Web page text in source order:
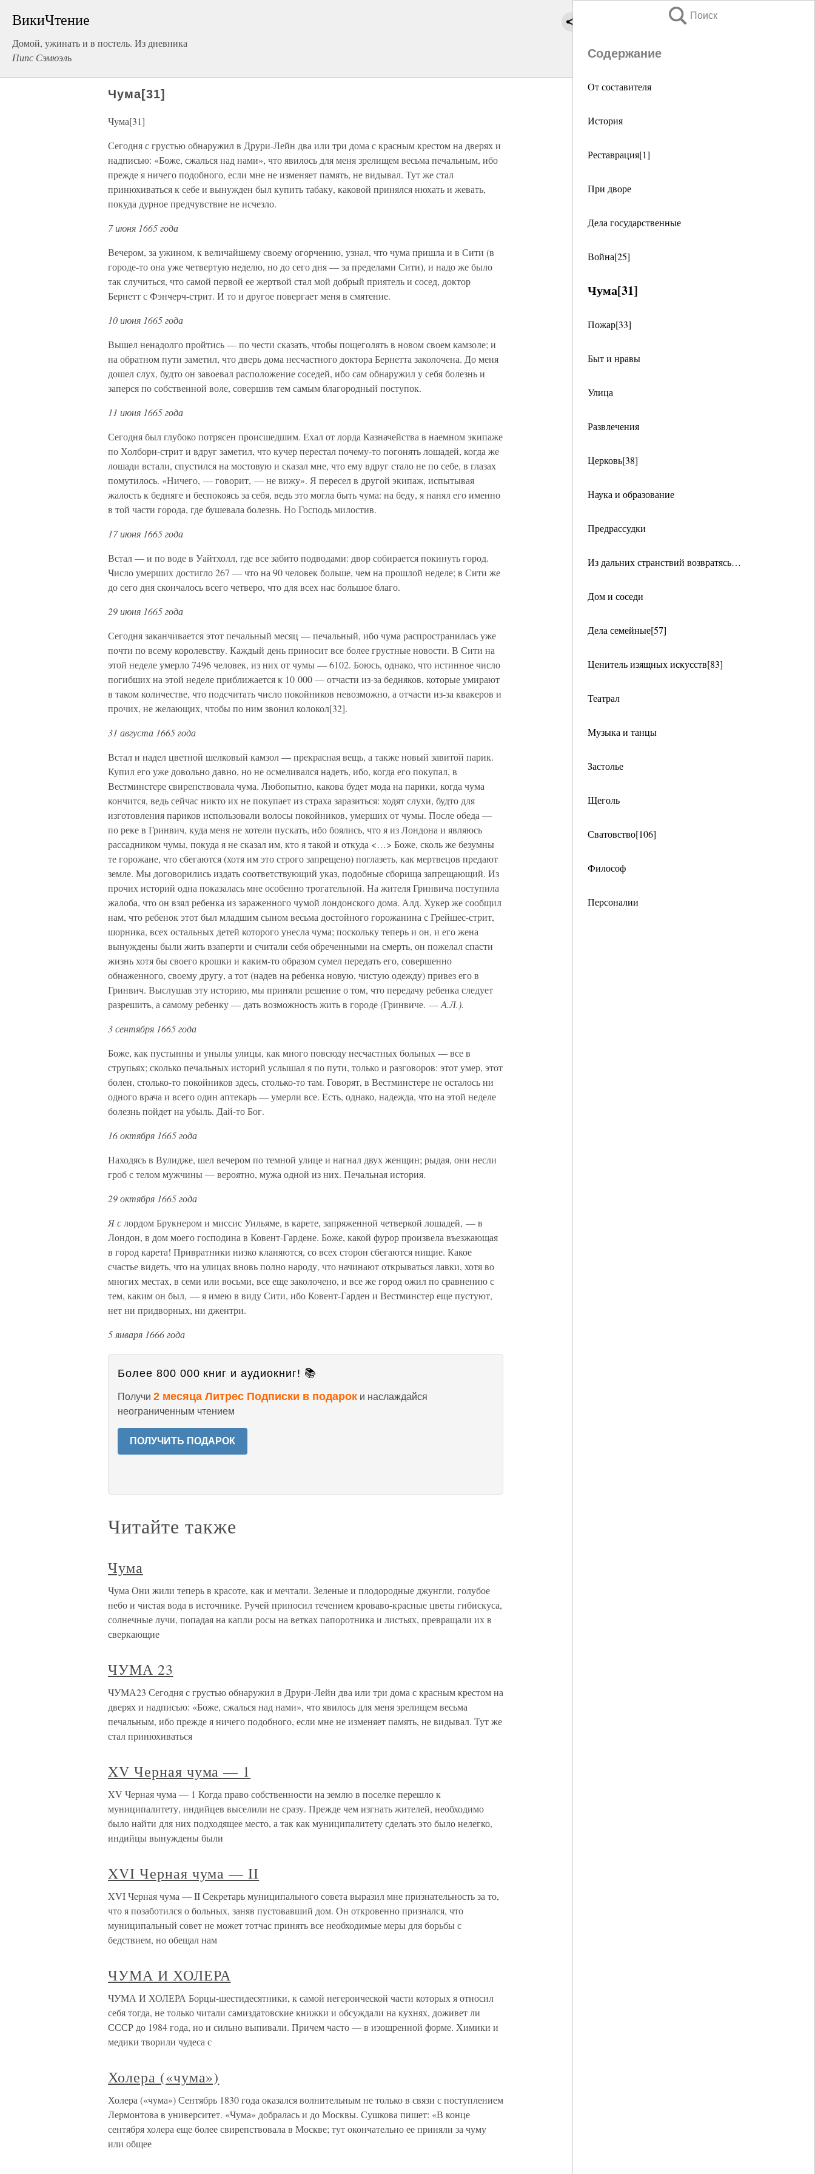
ВикиЧтение
Домой, ужинать и в постель. Из дневника
Пипс Сэмюэль
Поиск
Содержание
От составителя
История
Реставрация[1]
При дворе
Дела государственные
Война[25]
Чума[31]
Пожар[33]
Быт и нравы
Улица
Развлечения
Церковь[38]
Наука и образование
Предрассудки
Из дальних странствий возвратясь…
Дом и соседи
Дела семейные[57]
Ценитель изящных искусств[83]
Театрал
Музыка и танцы
Застолье
Щеголь
Сватовство[106]
Философ
Персоналии
Чума[31]
Чума[31]
Сегодня с грустью обнаружил в Друри-Лейн два или три дома с красным крестом на дверях и
надписью: «Боже, сжалься над нами», что явилось для меня зрелищем весьма печальным, ибо
прежде я ничего подобного, если мне не изменяет память, не видывал. Тут же стал
принюхиваться к себе и вынужден был купить табаку, каковой принялся нюхать и жевать,
покуда дурное предчувствие не исчезло.
7 июня 1665 года
Вечером, за ужином, к величайшему своему огорчению, узнал, что чума пришла и в Сити (в
городе-то она уже четвертую неделю, но до сего дня — за пределами Сити), и надо же было
так случиться, что самой первой ее жертвой стал мой добрый приятель и сосед, доктор
Бернетт с Фэнчерч-стрит. И то и другое повергает меня в смятение.
10 июня 1665 года
Вышел ненадолго пройтись — по чести сказать, чтобы пощеголять в новом своем камзоле; и
на обратном пути заметил, что дверь дома несчастного доктора Бернетта заколочена. До меня
дошел слух, будто он завоевал расположение соседей, ибо сам обнаружил у себя болезнь и
заперся по собственной воле, совершив тем самым благородный поступок.
11 июня 1665 года
Сегодня был глубоко потрясен происшедшим. Ехал от лорда Казначейства в наемном экипаже
по Холборн-стрит и вдруг заметил, что кучер перестал почему-то погонять лошадей, когда же
лошади встали, спустился на мостовую и сказал мне, что ему вдруг стало не по себе, в глазах
помутилось. «Ничего, — говорит, — не вижу». Я пересел в другой экипаж, испытывая
жалость к бедняге и беспокоясь за себя, ведь это могла быть чума: на беду, я нанял его именно
в той части города, где бушевала болезнь. Но Господь милостив.
17 июня 1665 года
Встал — и по воде в Уайтхолл, где все забито подводами: двор собирается покинуть город.
Число умерших достигло 267 — что на 90 человек больше, чем на прошлой неделе; в Сити же
до сего дня скончалось всего четверо, что для всех нас большое благо.
29 июня 1665 года
Сегодня заканчивается этот печальный месяц — печальный, ибо чума распространилась уже
почти по всему королевству. Каждый день приносит все более грустные новости. В Сити на
этой неделе умерло 7496 человек, из них от чумы — 6102. Боюсь, однако, что истинное число
погибших на этой неделе приближается к 10 000 — отчасти из-за бедняков, которые умирают
в таком количестве, что подсчитать число покойников невозможно, а отчасти из-за квакеров и
прочих, не желающих, чтобы по ним звонил колокол[32].
31 августа 1665 года
Встал и надел цветной шелковый камзол — прекрасная вещь, а также новый завитой парик.
Купил его уже довольно давно, но не осмеливался надеть, ибо, когда его покупал, в
Вестминстере свирепствовала чума. Любопытно, какова будет мода на парики, когда чума
кончится, ведь сейчас никто их не покупает из страха заразиться: ходят слухи, будто для
изготовления париков использовали волосы покойников, умерших от чумы. После обеда —
по реке в Гринвич, куда меня не хотели пускать, ибо боялись, что я из Лондона и являюсь
рассадником чумы, покуда я не сказал им, кто я такой и откуда <…> Боже, сколь же безумны
те горожане, что сбегаются (хотя им это строго запрещено) поглазеть, как мертвецов предают
земле. Мы договорились издать соответствующий указ, подобные сборища запрещающий. Из
прочих историй одна показалась мне особенно трогательной. На жителя Гринвича поступила
жалоба, что он взял ребенка из зараженного чумой лондонского дома. Алд. Хукер же сообщил
нам, что ребенок этот был младшим сыном весьма достойного горожанина с Грейшес-стрит,
шорника, всех остальных детей которого унесла чума; поскольку теперь и он, и его жена
вынуждены были жить взаперти и считали себя обреченными на смерть, он пожелал спасти
жизнь хотя бы своего крошки и каким-то образом сумел передать его, совершенно
обнаженного, своему другу, а тот (надев на ребенка новую, чистую одежду) привез его в
Гринвич. Выслушав эту историю, мы приняли решение о том, что передачу ребенка следует
разрешить, а самому ребенку — дать возможность жить в городе (Гринвиче. —А.Л.).
3 сентября 1665 года
Боже, как пустынны и унылы улицы, как много повсюду несчастных больных — все в
струпьях; сколько печальных историй услышал я по пути, только и разговоров: этот умер, этот
болен, столько-то покойников здесь, столько-то там. Говорят, в Вестминстере не осталось ни
одного врача и всего один аптекарь — умерли все. Есть, однако, надежда, что на этой неделе
болезнь пойдет на убыль. Дай-то Бог.
16 октября 1665 года
Находясь в Вулидже, шел вечером по темной улице и нагнал двух женщин; рыдая, они несли
гроб с телом мужчины — вероятно, мужа одной из них. Печальная история.
29 октября 1665 года
Я слордом Брукнером и миссис Уильяме, в карете, запряженной четверкой лошадей, — в
Лондон, в дом моего господина в Ковент-Гардене. Боже, какой фурор произвела въезжающая
в город карета! Привратники низко кланяются, со всех сторон сбегаются нищие. Какое
счастье видеть, что на улицах вновь полно народу, что начинают открываться лавки, хотя во
многих местах, в семи или восьми, все еще заколочено, и все же город ожил по сравнению с
тем, каким он был, — я имею в виду Сити, ибо Ковент-Гарден и Вестминстер еще пустуют,
нет ни придворных, ни джентри.
5 января 1666 года
Более 800 000 книг и аудиокниг! 📚
Получи 2 месяца Литрес Подписки в подарок и наслаждайся
неограниченным чтением
ПОЛУЧИТЬ ПОДАРОК
Читайте также
Чума
Чума Они жили теперь в красоте, как и мечтали. Зеленые и плодородные джунгли, голубое
небо и чистая вода в источнике. Ручей приносил течением кроваво-красные цветы гибискуса,
солнечные лучи, попадая на капли росы на ветках папоротника и листьях, превращали их в
сверкающие
ЧУМА 23
ЧУМА23 Сегодня с грустью обнаружил в Друри-Лейн два или три дома с красным крестом на
дверях и надписью: «Боже, сжалься над нами», что явилось для меня зрелищем весьма
печальным, ибо прежде я ничего подобного, если мне не изменяет память, не видывал. Тут же
стал принюхиваться
XV Черная чума — 1
XV Черная чума — 1 Когда право собственности на землю в поселке перешло к
муниципалитету, индийцев выселили не сразу. Прежде чем изгнать жителей, необходимо
было найти для них подходящее место, а так как муниципалитету сделать это было нелегко,
индийцы вынуждены были
XVI Черная чума — II
XVI Черная чума — II Секретарь муниципального совета выразил мне признательность за то,
что я позаботился о больных, заняв пустовавший дом. Он откровенно признался, что
муниципальный совет не может тотчас принять все необходимые меры для борьбы с
бедствием, но обещал нам
ЧУМА И ХОЛЕРА
ЧУМА И ХОЛЕРА Борцы-шестидесятники, к самой негероической части которых я относил
себя тогда, не только читали самиздатовские книжки и обсуждали на кухнях, доживет ли
СССР до 1984 года, но и сильно выпивали. Причем часто — в изощренной форме. Химики и
медики творили чудеса с
Холера («чума»)
Холера («чума») Сентябрь 1830 года оказался волнительным не только в связи с поступлением
Лермонтова в университет. «Чума» добралась и до Москвы. Сушкова пишет: «В конце
сентября холера еще более свирепствовала в Москве; тут окончательно ее приняли за чуму
или общее